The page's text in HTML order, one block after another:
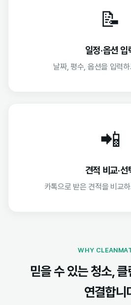
📝
일정·옵션 입
날짜, 평수, 옵션을 입력
📲
견적 비교·선
카톡으로 받은 견적을 비교
WHY
믿을 수 있는 청소,
연결합니